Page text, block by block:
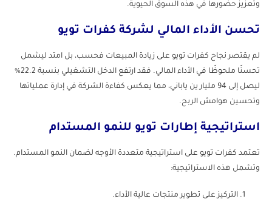
وتعزيز حضورها في هذه السوق الحيوية.
تحسن الأداء المالي لشركة كفرات تويو
لم يقتصر نجاح كفرات تويو على زيادة المبيعات فحسب، بل امتد ليشمل
تحسنًا ملحوظًا في الأداء المالي. فقد ارتفع الدخل التشغيلي بنسبة 22.2%
ليصل إلى 94 مليار ين ياباني، مما يعكس كفاءة الشركة في إدارة عملياتها
وتحسين هوامش الربح.
استراتيجية إطارات تويو للنمو المستدام
تعتمد كفرات تويو على استراتيجية متعددة الأوجه لضمان النمو المستدام.
وتشمل هذه الاستراتيجية:
التركيز على تطوير منتجات عالية الأداء.